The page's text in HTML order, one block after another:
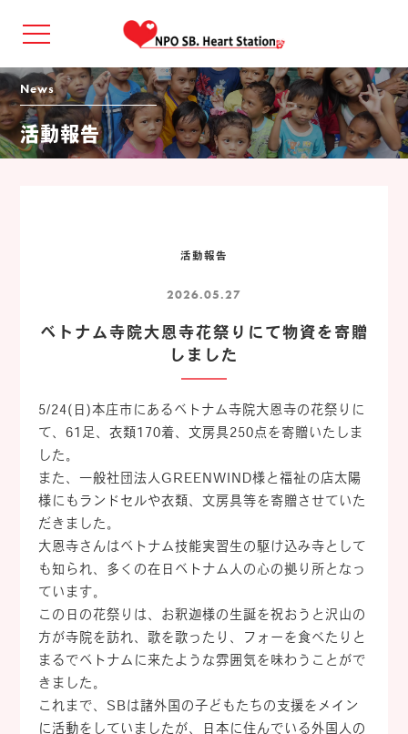
news
活動報告
活動報告
2026.05.27
ベトナム寺院大恩寺花祭りにて物資を寄贈
しました
5/24(日)本庄市にあるベトナム寺院大恩寺の花祭りに
て、61足、衣類170着、文房具250点を寄贈いたしま
した。
また、一般社団法人GREENWIND様と福祉の店太陽
様にもランドセルや衣類、文房具等を寄贈させていた
だきました。
大恩寺さんはベトナム技能実習生の駆け込み寺として
も知られ、多くの在日ベトナム人の心の拠り所となっ
ています。
この日の花祭りは、お釈迦様の生誕を祝おうと沢山の
方が寺院を訪れ、歌を歌ったり、フォーを食べたりと
まるでベトナムに来たような雰囲気を味わうことがで
きました。
これまで、SBは諸外国の子どもたちの支援をメイン
に活動をしていましたが、日本に住んでいる外国人の